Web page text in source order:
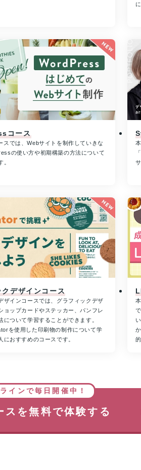
コース
スでは、Webサイトを制作していきな
の使い方や初期構築の方法について
。
クデザインコース
ザインコースでは、グラフィックデザ
ョップカードやステッカー、パンフレ
について学習することができます。
を使用した印刷物の制作について学
におすすめのコースです。
インで毎日開催中！
スを無料で体験する